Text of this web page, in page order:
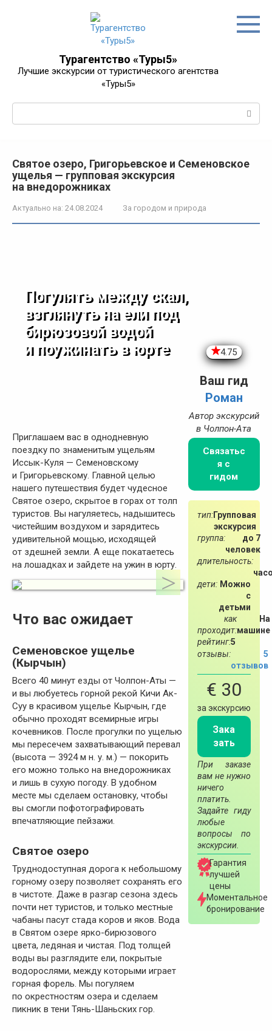
Турагентство «Туры5»
Лучшие экскурсии от туристического агентства
«Туры5»
Святое озеро, Григорьевское и Семеновское
ущелья — групповая экскурсия
на внедорожниках
Актуально на: 24.08.2024 За городом и природа
Погулять между скал,
взглянуть на ели под
бирюзовой водой
и поужинать в юрте
4.75
Ваш гид
Роман
Автор экскурсий
в Чолпон-Ата
Связатьс
я с
гидом
тип:Групповая
экскурсия
группа:
до 7
человек
длительность:
дети: Можно
с
детьми
как
проходит:
На
машине
рейтинг:5
отзывы:
5
отзывов
€ 30
за экскурсию
Зака
зать
При заказе
вам не нужно
ничего
платить.
Задайте гиду
любые
вопросы по
экскурсии.
Гарантия
лучшей
цены
Моментальное
бронирование
Приглашаем вас в однодневную
поездку по знаменитым ущельям
Иссык-Куля — Семеновскому
и Григорьевскому. Главной целью
нашего путешествия будет чудесное
Святое озеро, скрытое в горах от толп
туристов. Вы нагуляетесь, надышитесь
чистейшим воздухом и зарядитесь
удивительной мощью, исходящей
от здешней земли. А еще покатаетесь
на лошадках и зайдете на ужин в юрту.
Что вас ожидает
Семеновское ущелье
(Кырчын)
Всего 40 минут езды от Чолпон-Аты —
и вы любуетесь горной рекой Кичи Ак-
Суу в красивом ущелье Кырчын, где
обычно проходят всемирные игры
кочевников. После прогулки по ущелью
мы пересечем захватывающий перевал
(высота — 3924 м н. у. м.) — покорить
его можно только на внедорожниках
и лишь в сухую погоду. В удобном
месте мы сделаем остановку, чтобы
вы смогли пофотографировать
впечатляющие пейзажи.
Святое озеро
Труднодоступная дорога к небольшому
горному озеру позволяет сохранять его
в чистоте. Даже в разгар сезона здесь
почти нет туристов, и только местные
чабаны пасут стада коров и яков. Вода
в Святом озере ярко-бирюзового
цвета, ледяная и чистая. Под толщей
воды вы разглядите ели, покрытые
водорослями, между которыми играет
горная форель. Мы погуляем
по окрестностям озера и сделаем
пикник в тени Тянь-Шаньских гор.